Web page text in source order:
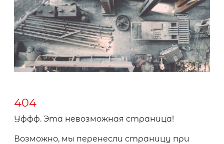
404
Уффф. Эта невозможная страница!
Возможно, мы перенесли страницу при